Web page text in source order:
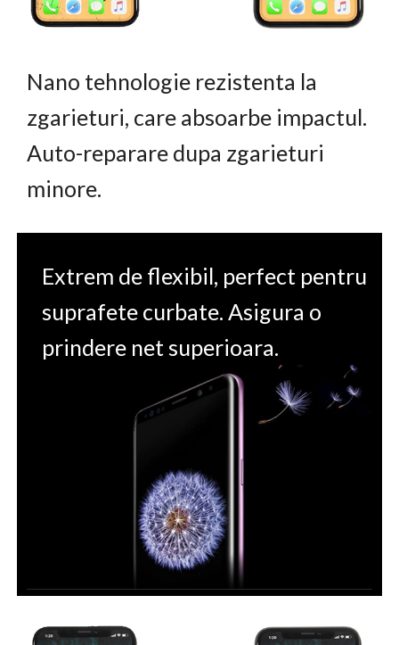
Nano tehnologie rezistenta la
zgarieturi, care absoarbe impactul.
Auto-reparare dupa zgarieturi
minore.
Extrem de flexibil, perfect pentru
suprafete curbate. Asigura o
prindere net superioara.